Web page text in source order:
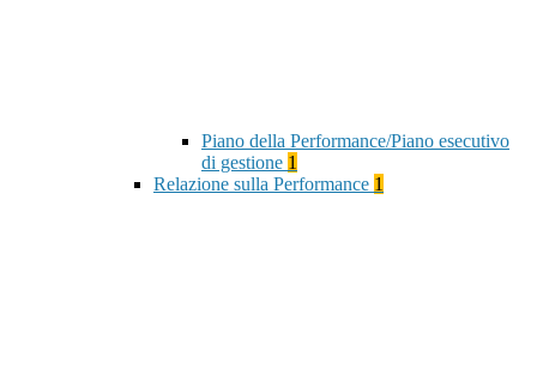
Piano della Performance/Piano esecutivo
di gestione 1
Relazione sulla Performance 1